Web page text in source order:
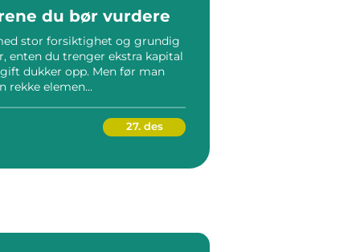
du bør vurdere
stor forsiktighet og grundig
enten du trenger ekstra kapital
dukker opp. Men før man
rekke elemen...
27. des